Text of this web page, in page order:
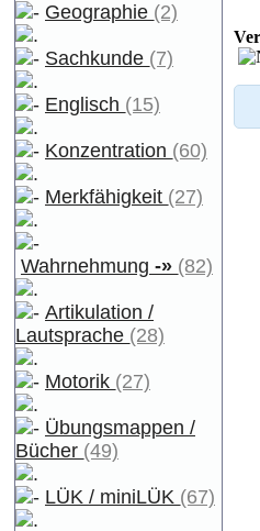
Geographie (2)
Sachkunde (7)
Englisch (15)
Konzentration (60)
Merkfähigkeit (27)
Wahrnehmung -» (82)
Artikulation /
Lautsprache (28)
Motorik (27)
Übungsmappen /
Bücher (49)
LÜK / miniLÜK (67)